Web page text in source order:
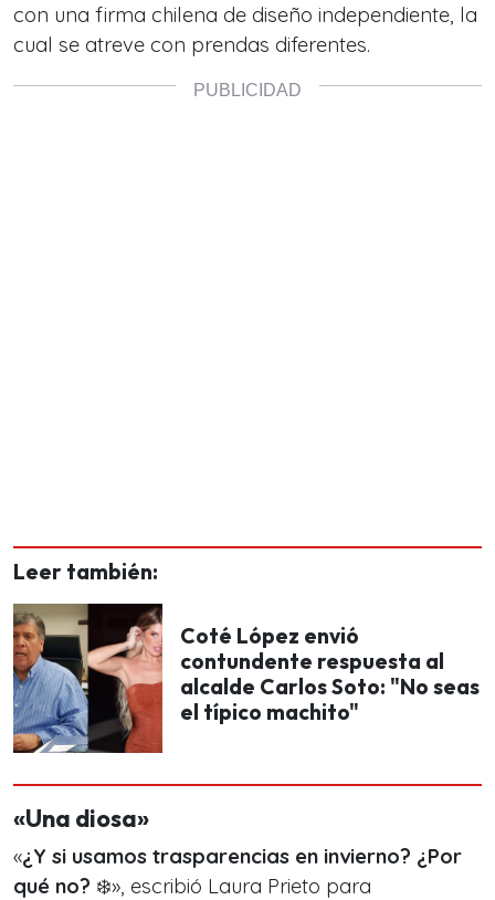
con una firma chilena de diseño independiente, la
cual se atreve con prendas diferentes.
Leer también:
Coté López envió
contundente respuesta al
alcalde Carlos Soto: "No seas
el típico machito"
«Una diosa»
«¿Y si usamos trasparencias en invierno? ¿Por
qué no? ❄️», escribió Laura Prieto para